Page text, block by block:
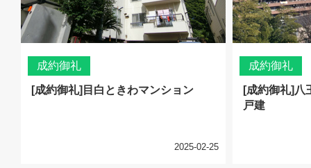
成約御礼
[成約御礼]目白ときわマンション
2025-02-25
成約御礼
[成約御礼]八
戸建